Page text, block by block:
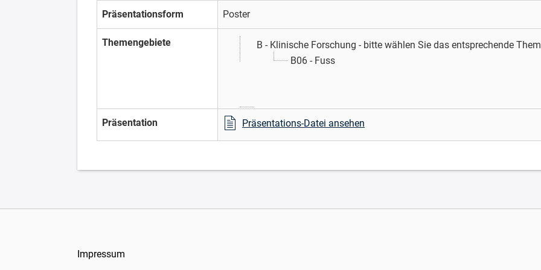
Präsentationsform Poster
Themengebiete
B - Klinische Forschung - bitte wählen Sie das entsprechende
B06 - Fuss
Präsentation Präsentations-Datei ansehen
Impressum